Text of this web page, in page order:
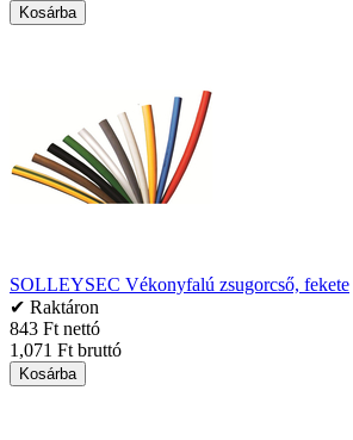
Kosárba
SOLLEYSEC Vékonyfalú zsugorcső, fekete
✔ Raktáron
843 Ft nettó
1,071 Ft bruttó
Kosárba